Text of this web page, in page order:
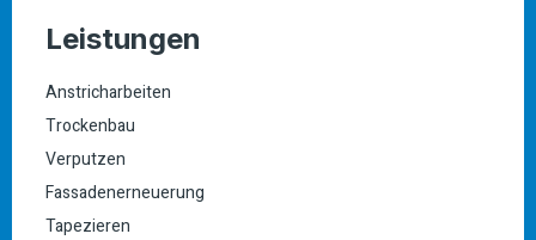
Leistungen
Anstricharbeiten
Trockenbau
Verputzen
Fassadenerneuerung
Tapezieren